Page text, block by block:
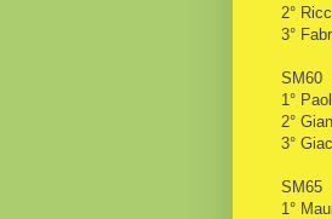
2°
3°
SM60
1°
2°
3°
SM65
1°